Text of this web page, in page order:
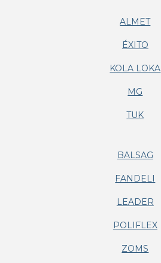
ALMET
ÉXITO
KOLA LOKA
MG
TUK
BALSAG
FANDELI
LEADER
POLIFLEX
ZOMS